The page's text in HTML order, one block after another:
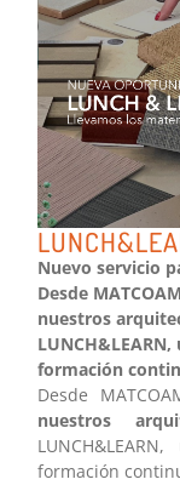
Nuevo servicio
Desde
nuestros
formación
Desde
nuestros
formación